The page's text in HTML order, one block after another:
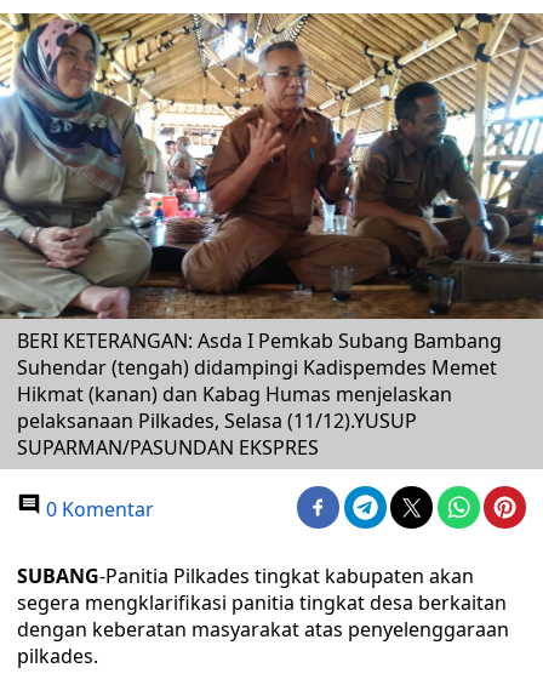
BERI KETERANGAN: Asda I Pemkab Subang Bambang
Suhendar (tengah) didampingi Kadispemdes Memet
Hikmat (kanan) dan Kabag Humas menjelaskan
pelaksanaan Pilkades, Selasa (11/12).YUSUP
SUPARMAN/PASUNDAN EKSPRES
0 Komentar
SUBANG-Panitia Pilkades tingkat kabupaten akan
segera mengklarifikasi panitia tingkat desa berkaitan
dengan keberatan masyarakat atas penyelenggaraan
pilkades.